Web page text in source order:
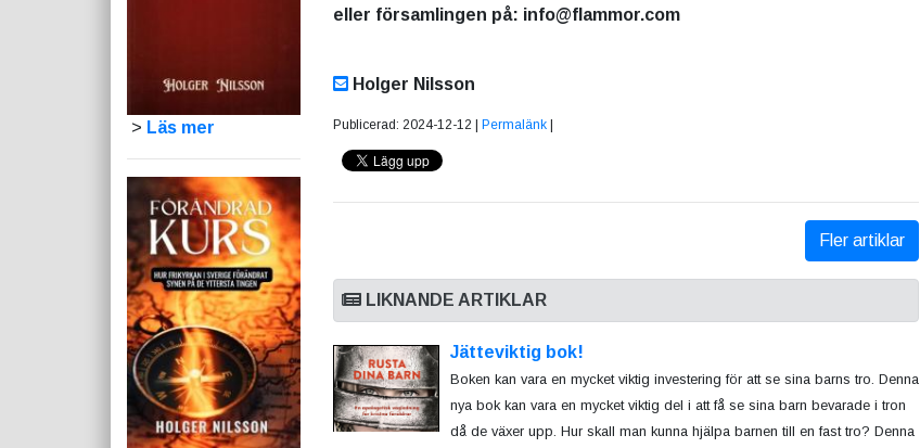
> Läs mer
eller församlingen på: info@flammor.com
Holger Nilsson
Publicerad: 2024-12-12 | Permalänk
Fler artiklar
LIKNANDE ARTIKLAR
Jätteviktig bok!
Boken kan vara en mycket viktig investering för att se sina barns tro. Denna
nya bok kan vara en mycket viktig del i att få se sina barn bevarade i tron
då de växer upp. Hur skall man kunna hjälpa barnen till en fast tro? Denna